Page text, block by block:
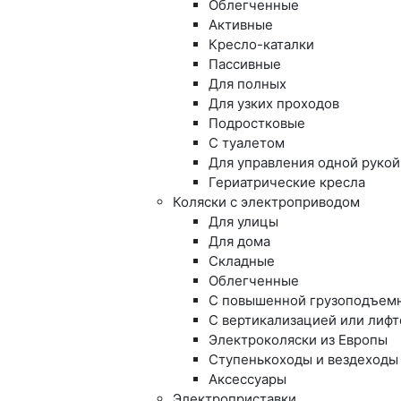
Облегченные
Активные
Кресло-каталки
Пассивные
Для полных
Для узких проходов
Подростковые
С туалетом
Для управления одной рукой
Гериатрические кресла
Коляски с электроприводом
Для улицы
Для дома
Складные
Облегченные
С повышенной
С вертикализацией или
Электроколяски из Европы
Ступенькоходы и вездеходы
Аксессуары